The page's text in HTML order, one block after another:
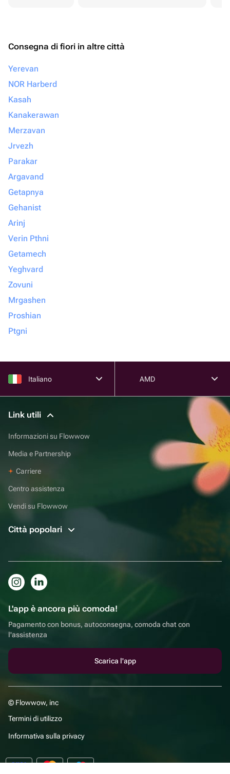
Consegna di fiori in altre città
Yerevan
NOR Harberd
Kasah
Kanakerawan
Merzavan
Jrvezh
Parakar
Argavand
Getapnya
Gehanist
Arinj
Verin Pthni
Getamech
Yeghvard
Zovuni
Mrgashen
Proshian
Ptgni
Italiano AMD
Link utili
Informazioni su Flowwow
Media e Partnership
Carriere
Centro assistenza
Vendi su Flowwow
Città popolari
L'app è ancora più comoda!
Pagamento con bonus, autoconsegna, comoda chat con
l'assistenza
Scarica l'app
© Flowwow, inc
Termini di utilizzo
Informativa sulla privacy